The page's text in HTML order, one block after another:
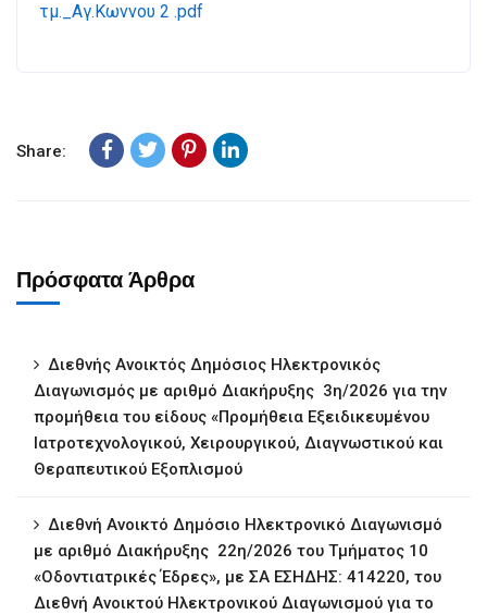
τμ._Αγ.Κωννου 2 .pdf
Share:
Πρόσφατα Άρθρα
Διεθνής Ανοικτός Δημόσιος Ηλεκτρονικός
Διαγωνισμός με αριθμό Διακήρυξης 3η/2026 για την
προμήθεια του είδους «Προμήθεια Εξειδικευμένου
Ιατροτεχνολογικού, Χειρουργικού, Διαγνωστικού και
Θεραπευτικού Εξοπλισμού
Διεθνή Ανοικτό Δημόσιο Ηλεκτρονικό Διαγωνισμό
με αριθμό Διακήρυξης 22η/2026 του Τμήματος 10
«Οδοντιατρικές Έδρες», με ΣΑ ΕΣΗΔΗΣ: 414220, του
Διεθνή Ανοικτού Ηλεκτρονικού Διαγωνισμού για το